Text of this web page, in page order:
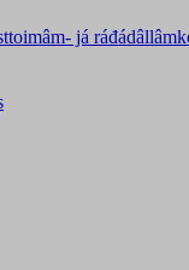
já